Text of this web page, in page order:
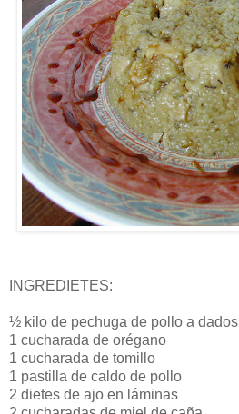
INGREDIETES:
½ kilo de pechuga de pollo a dados
1 cucharada de orégano
1 cucharada de tomillo
1 pastilla de caldo de pollo
2 dietes de ajo en láminas